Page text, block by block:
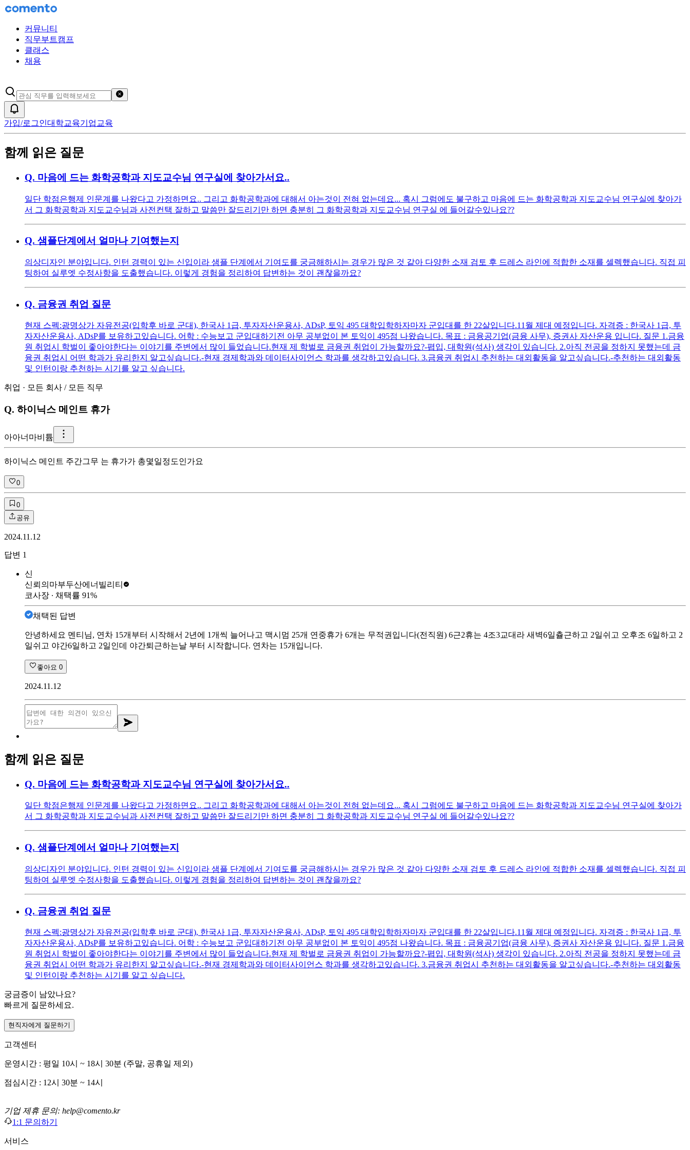
커뮤니티
직무부트캠프
클래스
채용
가입/로그인대학교육기업교육
함께 읽은 질문
Q. 마음에 드는 화학공학과 지도교수님 연구실에 찾아가서요..
일단 학점은행제 인문계를 나왔다고 가정하면요.. 그리고 화학공학과에 대해서 아는것이 전혀 없는데요... 혹시 그럼에도 불구하고 마음에 드는 화학공학과 지도교수님 연구실에 찾아가
서 그 화학공학과 지도교수님과 사전컨택 잘하고 말씀만 잘드리기만 하면 충분히 그 화학공학과 지도교수님 연구실 에 들어갈수있나요??
Q. 샘플단계에서 얼마나 기여했는지
의상디자인 분야입니다. 인턴 경력이 있는 신입이라 샘플 단계에서 기여도를 궁금해하시는 경우가 많은 것 같아 다양한 소재 검토 후 드레스 라인에 적합한 소재를 셀렉했습니다. 직접 피
팅하여 실루엣 수정사항을 도출했습니다. 이렇게 경험을 정리하여 답변하는 것이 괜찮을까요?
Q. 금융권 취업 질문
현재 스펙:광명상가 자유전공(입학후 바로 군대), 한국사 1급, 투자자산운용사, ADsP, 토익 495 대학입학하자마자 군입대를 한 22살입니다.11월 제대 예정입니다. 자격증 : 한국사 1급, 투
자자산운용사, ADsP를 보유하고있습니다. 어학 : 수능보고 군입대하기전 아무 공부없이 본 토익이 495점 나왔습니다. 목표 : 금융공기업(금융 사무), 증권사 자산운용 입니다. 질문 1.금융
원 취업시 학벌이 좋아야한다는 이야기를 주변에서 많이 들었습니다.현재 제 학벌로 금융권 취업이 가능할까요?-폅입, 대학원(석사) 생각이 있습니다. 2.아직 전공을 정하지 못했는데 금
융권 취업시 어떤 학과가 유리한지 알고싶습니다.-현재 경제학과와 데이터사이언스 학과를 생각하고있습니다. 3.금융권 취업시 추천하는 대외활동을 알고싶습니다.-추천하는 대외활동
및 인턴이랑 추천하는 시기를 알고 싶습니다.
취업 · 모든 회사 / 모든 직무
Q. 하이닉스 메인트 휴가
아아너마비튬
하이닉스 메인트 주간그무 는 휴가가 총몇일정도인가요
0
0
공유
2024.11.12
답변 1
신
신뢰의마부두산에너빌리티
코사장 ∙ 채택률 91%
채택된 답변
안녕하세요 멘티님, 연차 15개부터 시작해서 2년에 1개씩 늘어나고 맥시멈 25개 연중휴가 6개는 무적권입니다(전직원) 6근2휴는 4조3교대라 새벽6일츌근하고 2일쉬고 오후조 6일하고 2
일쉬고 야간6일하고 2일인데 야간퇴근하는날 부터 시작합니다. 연차는 15개입니다.
좋아요 0
2024.11.12
함께 읽은 질문
Q. 마음에 드는 화학공학과 지도교수님 연구실에 찾아가서요..
일단 학점은행제 인문계를 나왔다고 가정하면요.. 그리고 화학공학과에 대해서 아는것이 전혀 없는데요... 혹시 그럼에도 불구하고 마음에 드는 화학공학과 지도교수님 연구실에 찾아가
서 그 화학공학과 지도교수님과 사전컨택 잘하고 말씀만 잘드리기만 하면 충분히 그 화학공학과 지도교수님 연구실 에 들어갈수있나요??
Q. 샘플단계에서 얼마나 기여했는지
의상디자인 분야입니다. 인턴 경력이 있는 신입이라 샘플 단계에서 기여도를 궁금해하시는 경우가 많은 것 같아 다양한 소재 검토 후 드레스 라인에 적합한 소재를 셀렉했습니다. 직접 피
팅하여 실루엣 수정사항을 도출했습니다. 이렇게 경험을 정리하여 답변하는 것이 괜찮을까요?
Q. 금융권 취업 질문
현재 스펙:광명상가 자유전공(입학후 바로 군대), 한국사 1급, 투자자산운용사, ADsP, 토익 495 대학입학하자마자 군입대를 한 22살입니다.11월 제대 예정입니다. 자격증 : 한국사 1급, 투
자자산운용사, ADsP를 보유하고있습니다. 어학 : 수능보고 군입대하기전 아무 공부없이 본 토익이 495점 나왔습니다. 목표 : 금융공기업(금융 사무), 증권사 자산운용 입니다. 질문 1.금융
원 취업시 학벌이 좋아야한다는 이야기를 주변에서 많이 들었습니다.현재 제 학벌로 금융권 취업이 가능할까요?-폅입, 대학원(석사) 생각이 있습니다. 2.아직 전공을 정하지 못했는데 금
융권 취업시 어떤 학과가 유리한지 알고싶습니다.-현재 경제학과와 데이터사이언스 학과를 생각하고있습니다. 3.금융권 취업시 추천하는 대외활동을 알고싶습니다.-추천하는 대외활동
및 인턴이랑 추천하는 시기를 알고 싶습니다.
궁금증이 남았나요?
빠르게 질문하세요.
현직자에게 질문하기
고객센터
운영시간 : 평일 10시 ~ 18시 30분 (주말, 공휴일 제외)
점심시간 : 12시 30분 ~ 14시
기업 제휴 문의: help@comento.kr
1:1 문의하기
서비스